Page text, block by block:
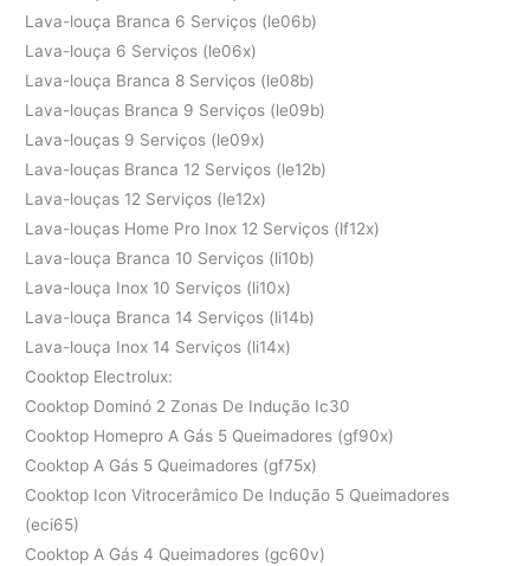
Lava-louça Branca 6 Serviços (le06b)
Lava-louça 6 Serviços (le06x)
Lava-louça Branca 8 Serviços (le08b)
Lava-louças Branca 9 Serviços (le09b)
Lava-louças 9 Serviços (le09x)
Lava-louças Branca 12 Serviços (le12b)
Lava-louças 12 Serviços (le12x)
Lava-louças Home Pro Inox 12 Serviços (lf12x)
Lava-louça Branca 10 Serviços (li10b)
Lava-louça Inox 10 Serviços (li10x)
Lava-louça Branca 14 Serviços (li14b)
Lava-louça Inox 14 Serviços (li14x)
Cooktop Electrolux:
Cooktop Dominó 2 Zonas De Indução Ic30
Cooktop Homepro A Gás 5 Queimadores (gf90x)
Cooktop A Gás 5 Queimadores (gf75x)
Cooktop Icon Vitrocerâmico De Indução 5 Queimadores
(eci65)
Cooktop A Gás 4 Queimadores (gc60v)